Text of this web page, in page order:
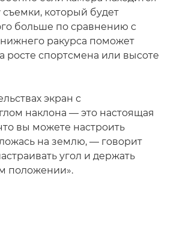
съемки, который будет
больше по сравнению с
ракурса поможет
росте спортсмена или высоте
экран с
наклона — это настоящая
вы можете настроить
на землю, — говорит
угол и держать
положении».